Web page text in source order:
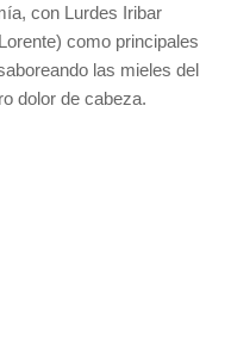
con Lurdes Iribar
como principales
las mieles del
dolor de cabeza.